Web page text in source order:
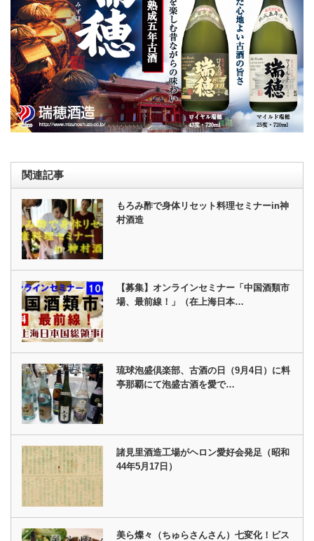
関連記事
もろみ酢で身体リセット料理セミナーin神
村酒造
【募集】オンラインセミナー「中国酒類市
場、最前線！」（在上海日本…
琉球泡盛倶楽部、古酒の日（9月4日）に料
亭那覇にて泡盛古酒を愛で…
諸見里酒造工場がヘロン愛好会発足（昭和
44年5月17日）
美ら燦々（ちゅらさんさん）七変化！ビス